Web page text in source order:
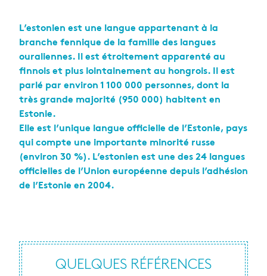
L’estonien est une langue appartenant à la
branche fennique de la famille des langues
ouraliennes. Il est étroitement apparenté au
finnois et plus lointainement au hongrois. Il est
parlé par environ 1 100 000 personnes, dont la
très grande majorité (950 000) habitent en
Estonie.
Elle est l’unique langue officielle de l’Estonie, pays
qui compte une importante minorité russe
(environ 30 %). L’estonien est une des 24 langues
officielles de l’Union européenne depuis l’adhésion
de l’Estonie en 2004.
QUELQUES RÉFÉRENCES